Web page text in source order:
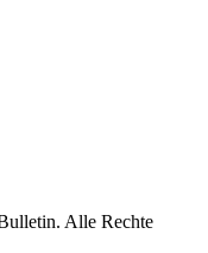
Alle Rechte